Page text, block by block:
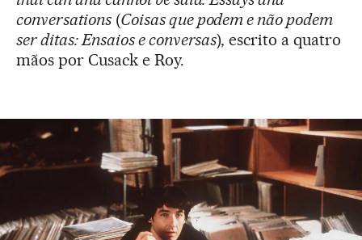
conversations(Coisas que podem e não podem
ser ditas: Ensaios e conversas), escrito a quatro
mãos por Cusack e Roy.